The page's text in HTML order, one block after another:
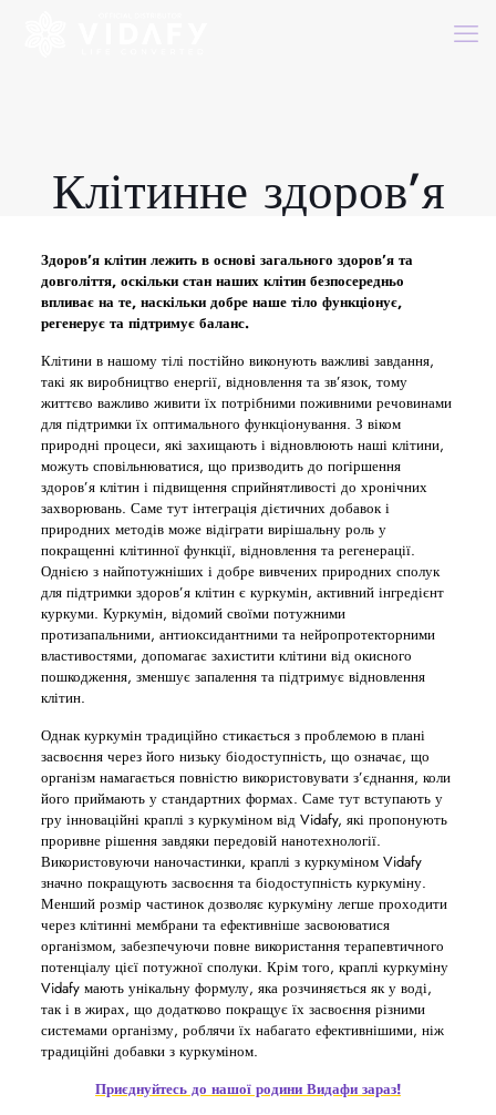
Клітинне здоров’я
Здоров’я клітин лежить в основі загального здоров’я та
довголіття, оскільки стан наших клітин безпосередньо
впливає на те, наскільки добре наше тіло функціонує,
регенерує та підтримує баланс.
Клітини в нашому тілі постійно виконують важливі завдання,
такі як виробництво енергії, відновлення та зв’язок, тому
життєво важливо живити їх потрібними поживними речовинами
для підтримки їх оптимального функціонування. З віком
природні процеси, які захищають і відновлюють наші клітини,
можуть сповільнюватися, що призводить до погіршення
здоров’я клітин і підвищення сприйнятливості до хронічних
захворювань. Саме тут інтеграція дієтичних добавок і
природних методів може відіграти вирішальну роль у
покращенні клітинної функції, відновлення та регенерації.
Однією з найпотужніших і добре вивчених природних сполук
для підтримки здоров’я клітин є куркумін, активний інгредієнт
куркуми. Куркумін, відомий своїми потужними
протизапальними, антиоксидантними та нейропротекторними
властивостями, допомагає захистити клітини від окисного
пошкодження, зменшує запалення та підтримує відновлення
клітин.
Однак куркумін традиційно стикається з проблемою в плані
засвоєння через його низьку біодоступність, що означає, що
організм намагається повністю використовувати з’єднання, коли
його приймають у стандартних формах. Саме тут вступають у
гру інноваційні краплі з куркуміном від Vidafy, які пропонують
проривне рішення завдяки передовій нанотехнології.
Використовуючи наночастинки, краплі з куркуміном Vidafy
значно покращують засвоєння та біодоступність куркуміну.
Менший розмір частинок дозволяє куркуміну легше проходити
через клітинні мембрани та ефективніше засвоюватися
організмом, забезпечуючи повне використання терапевтичного
потенціалу цієї потужної сполуки. Крім того, краплі куркуміну
Vidafy мають унікальну формулу, яка розчиняється як у воді,
так і в жирах, що додатково покращує їх засвоєння різними
системами організму, роблячи їх набагато ефективнішими, ніж
традиційні добавки з куркуміном.
Приєднуйтесь до нашої родини Видафи зараз!